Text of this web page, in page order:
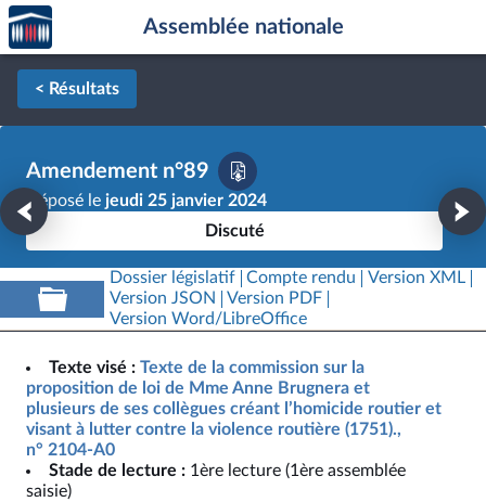
Aller au contenu
Aller en bas de la page
Accèder
à la
page
d'accueil
Assemblée nationale
< Résultats
Amendement n°89
Déposé le jeudi 25 janvier 2024
Discuté
Dossier législatif Compte rendu
Version XML
Version JSON
Version PDF
Version Word/LibreOffice
Texte visé : Texte de la commission sur la
proposition de loi de Mme Anne Brugnera et
plusieurs de ses collègues créant l’homicide routier et
visant à lutter contre la violence routière (1751).,
n° 2104-A0
Stade de lecture : 1ère lecture (1ère assemblée
saisie)